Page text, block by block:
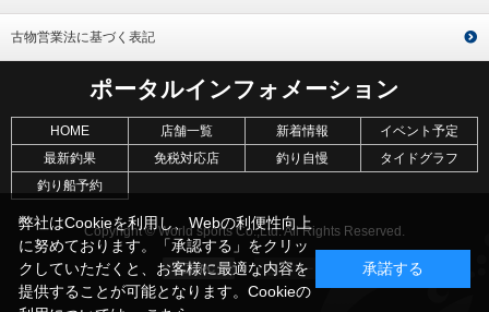
古物営業法に基づく表記
ポータルインフォメーション
HOME 店舗一覧 新着情報
イベント予定
最新釣果
免税対応店 釣り自慢
タイドグラフ
釣り船予約
Copyright © World sports Co.,Ltd. All Rights Reserved.
弊社はCookieを利用し、Webの利便性向上
に努めております。「承認する」をクリッ
クしていただくと、お客様に最適な内容を
提供することが可能となります。Cookieの
承諾する